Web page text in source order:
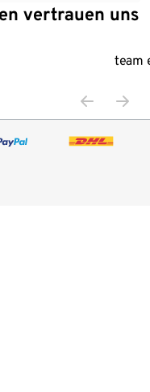
vertrauen uns
team